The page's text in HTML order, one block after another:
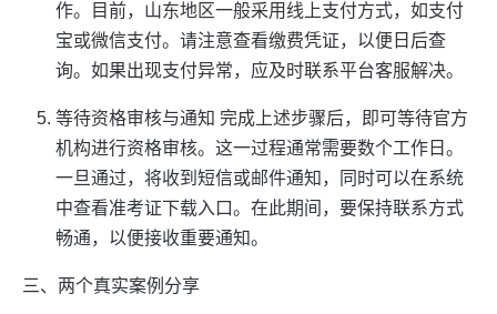
作。目前，山东地区一般采用线上支付方式，如支付
宝或微信支付。请注意查看缴费凭证，以便日后查
询。如果出现支付异常，应及时联系平台客服解决。
等待资格审核与通知 完成上述步骤后，即可等待官方
机构进行资格审核。这一过程通常需要数个工作日。
一旦通过，将收到短信或邮件通知，同时可以在系统
中查看准考证下载入口。在此期间，要保持联系方式
畅通，以便接收重要通知。
三、两个真实案例分享